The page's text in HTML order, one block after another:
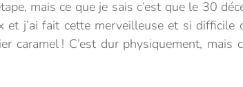
mais ce que je sais c’est que le 30
j’ai fait cette merveilleuse et si difficile
! C’est dur physiquement, mais